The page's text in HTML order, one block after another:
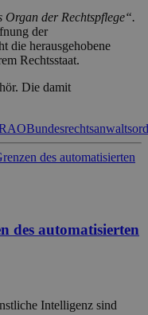
Organ der Rechtspflege“.
der
die herausgehobene
Rechtsstaat.
Die damit
des automatisierten
Intelligenz sind